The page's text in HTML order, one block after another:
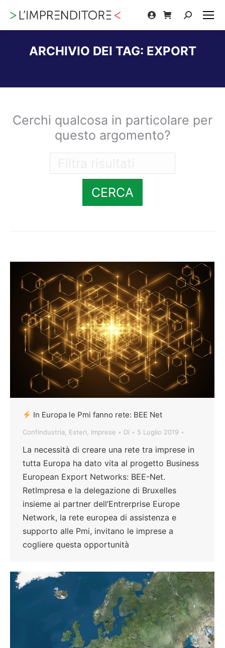
Cerca:
ARCHIVIO DEI TAG: EXPORT
Cerchi qualcosa in particolare per
questo argomento?
CERCA
In Europa le Pmi fanno rete: BEE Net
Confindustria Esteri Imprese Di 5 Luglio 2019
La necessità di creare una rete tra imprese in
tutta Europa ha dato vita al progetto Business
European Export Networks: BEE-Net.
RetImpresa e la delegazione di Bruxelles
insieme ai partner dell’Entrerprise Europe
Network, la rete europea di assistenza e
supporto alle Pmi, invitano le imprese a
cogliere questa opportunità